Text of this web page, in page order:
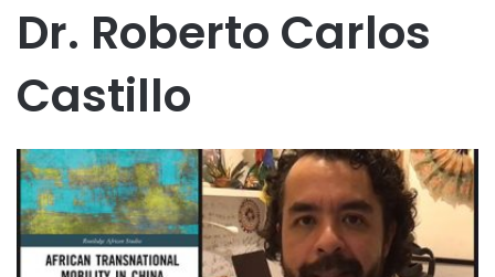
Dr. Roberto Carlos
Castillo